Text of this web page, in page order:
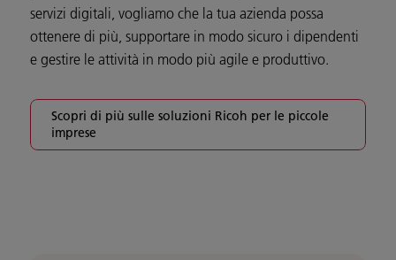
servizi digitali, vogliamo che la tua azienda possa
ottenere di più, supportare in modo sicuro i dipendenti
e gestire le attività in modo più agile e produttivo.
Scopri di più sulle soluzioni Ricoh per le piccole
imprese